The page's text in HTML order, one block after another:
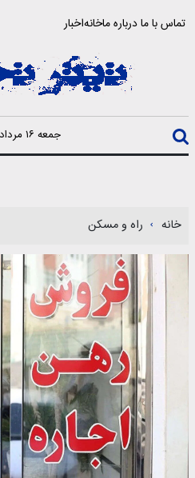
تماس با مادرباره ماخانهاخبار
جمعه ۱۶ مرداد ۱۴۰۵
خانه راه و مسکن